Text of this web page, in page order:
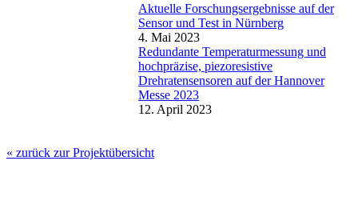
Aktuelle Forschungsergebnisse auf der
Sensor und Test in Nürnberg
4. Mai 2023
Redundante Temperaturmessung und
hochpräzise, piezoresistive
Drehratensensoren auf der Hannover
Messe 2023
12. April 2023
« zurück zur Projektübersicht